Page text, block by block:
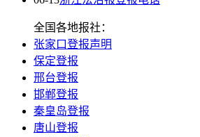
全国各地报社：
张家口登报声明
保定登报
邢台登报
邯郸登报
秦皇岛登报
唐山登报